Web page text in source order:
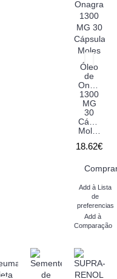
Óleo
de
Onagra
1300
MG
30
Cápsulas
Moles
18.62€
Add à Lista
de
preferencias
Add à
Comparação